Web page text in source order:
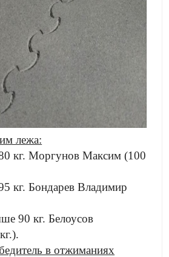
лежа:
кг. Моргунов Максим (100
кг. Бондарев Владимир
90 кг. Белоусов
в отжиманиях